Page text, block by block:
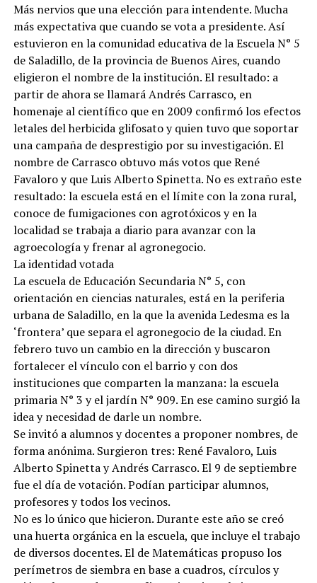
Más nervios que una elección para intendente. Mucha
más expectativa que cuando se vota a presidente. Así
estuvieron en la comunidad educativa de la Escuela N° 5
de Saladillo, de la provincia de Buenos Aires, cuando
eligieron el nombre de la institución. El resultado: a
partir de ahora se llamará Andrés Carrasco, en
homenaje al científico que en 2009 confirmó los efectos
letales del herbicida glifosato y quien tuvo que soportar
una campaña de desprestigio por su investigación. El
nombre de Carrasco obtuvo más votos que René
Favaloro y que Luis Alberto Spinetta. No es extraño este
resultado: la escuela está en el límite con la zona rural,
conoce de fumigaciones con agrotóxicos y en la
localidad se trabaja a diario para avanzar con la
agroecología y frenar al agronegocio.
La identidad votada
La escuela de Educación Secundaria N° 5, con
orientación en ciencias naturales, está en la periferia
urbana de Saladillo, en la que la avenida Ledesma es la
‘frontera’ que separa el agronegocio de la ciudad. En
febrero tuvo un cambio en la dirección y buscaron
fortalecer el vínculo con el barrio y con dos
instituciones que comparten la manzana: la escuela
primaria N° 3 y el jardín N° 909. En ese camino surgió la
idea y necesidad de darle un nombre.
Se invitó a alumnos y docentes a proponer nombres, de
forma anónima. Surgieron tres: René Favaloro, Luis
Alberto Spinetta y Andrés Carrasco. El 9 de septiembre
fue el día de votación. Podían participar alumnos,
profesores y todos los vecinos.
No es lo único que hicieron. Durante este año se creó
una huerta orgánica en la escuela, que incluye el trabajo
de diversos docentes. El de Matemáticas propuso los
perímetros de siembra en base a cuadros, círculos y